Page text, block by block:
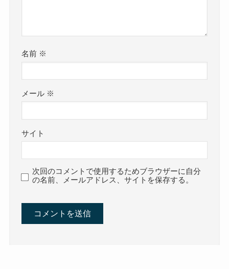
名前 ※
メール ※
サイト
次回のコメントで使用するためブラウザーに自分
の名前、メールアドレス、サイトを保存する。